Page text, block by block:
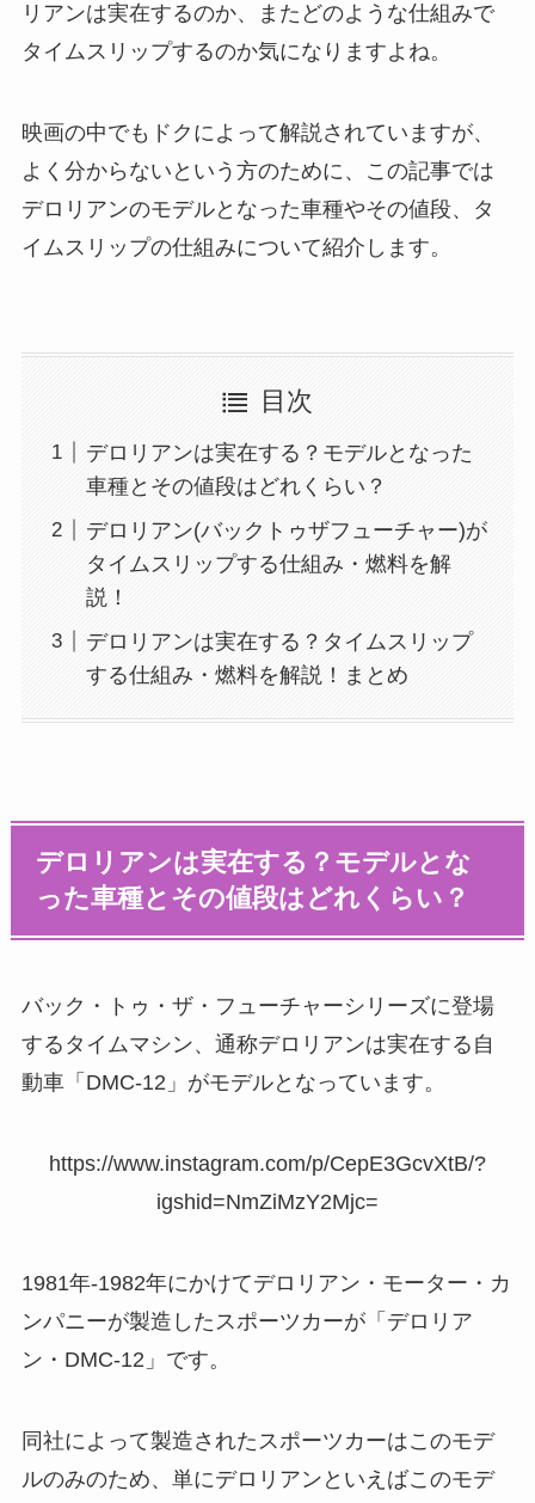
リアンは実在するのか、またどのような仕組みで
タイムスリップするのか気になりますよね。
映画の中でもドクによって解説されていますが、
よく分からないという方のために、この記事では
デロリアンのモデルとなった車種やその値段、タ
イムスリップの仕組みについて紹介します。
目次
デロリアンは実在する？モデルとなった
車種とその値段はどれくらい？
デロリアン(バックトゥザフューチャー)が
タイムスリップする仕組み・燃料を解
説！
デロリアンは実在する？タイムスリップ
する仕組み・燃料を解説！まとめ
デロリアンは実在する？モデルとな
った車種とその値段はどれくらい？
バック・トゥ・ザ・フューチャーシリーズに登場
するタイムマシン、通称デロリアンは実在する自
動車「DMC-12」がモデルとなっています。
https://www.instagram.com/p/CepE3GcvXtB/?
igshid=NmZiMzY2Mjc=
1981年-1982年にかけてデロリアン・モーター・カ
ンパニーが製造したスポーツカーが「デロリア
ン・DMC-12」です。
同社によって製造されたスポーツカーはこのモデ
ルのみのため、単にデロリアンといえばこのモデ